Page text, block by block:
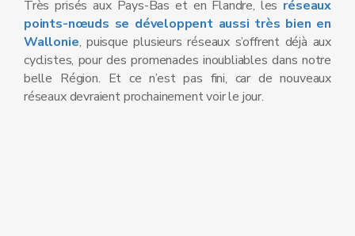
Très prisés aux Pays-Bas et en Flandre, les réseaux
points-nœuds se développent aussi très bien en
Wallonie, puisque plusieurs réseaux s’offrent déjà aux
cyclistes, pour des promenades inoubliables dans notre
belle Région. Et ce n’est pas fini, car de nouveaux
réseaux devraient prochainement voir le jour.